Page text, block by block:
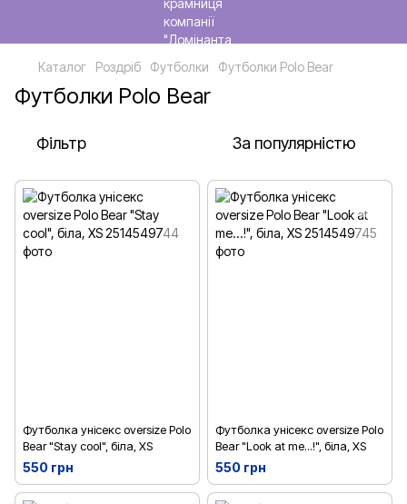
Каталог Роздріб Футболки Футболки Polo Bear
Футболки Polo Bear
Фільтр За популярністю
Футболка унісекс oversize Polo
Bear "Stay cool", біла, XS
550 грн
Футболка унісекс oversize Polo
Bear "Look at me...!", біла, XS
550 грн